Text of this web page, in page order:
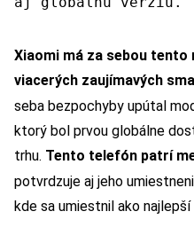
Xiaomi má za sebou
viacerých zaujímavých
seba bezpochyby upútal
ktorý bol prvou globálne
trhu. Tento telefón patrí
potvrdzuje aj jeho
kde sa umiestnil ako